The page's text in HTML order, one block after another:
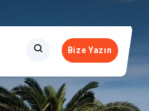
Bize Yazın